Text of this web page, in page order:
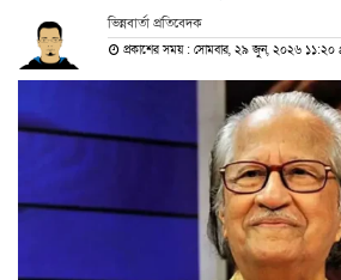
ভিন্নবার্তা প্রতিবেদক
প্রকাশের সময় : সোমবার, ২৯ জুন, ২০২৬ ১১:২০